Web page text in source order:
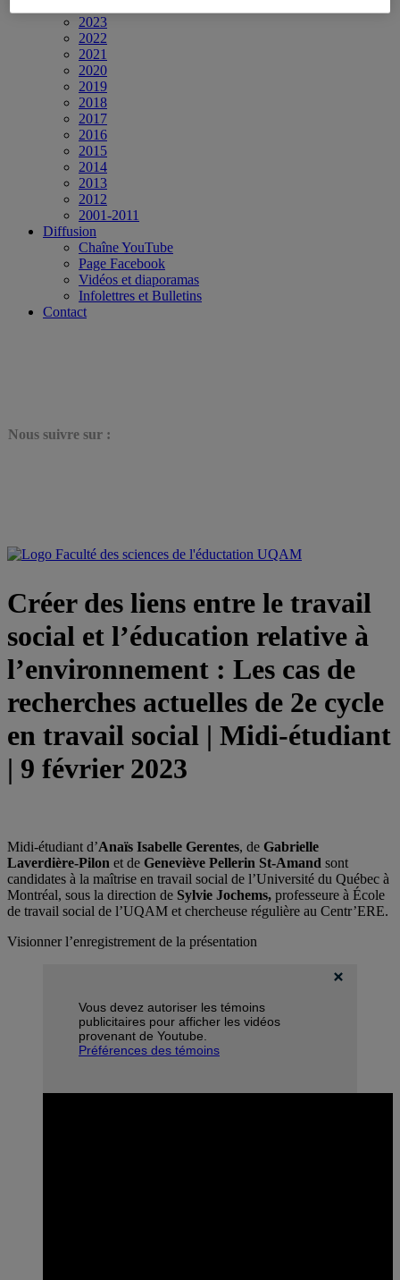
2023
2022
2021
2020
2019
2018
2017
2016
2015
2014
2013
2012
2001-2011
Diffusion
Chaîne YouTube
Page Facebook
Vidéos et diaporamas
Infolettres et Bulletins
Contact
Nous suivre sur :
Créer des liens entre le travail
social et l’éducation relative à
l’environnement : Les cas de
recherches actuelles de 2e cycle
en travail social | Midi-étudiant
| 9 février 2023
Midi-étudiant d’Anaïs Isabelle Gerentes, de Gabrielle
Laverdière-Pilon et de Geneviève Pellerin St-Amand sont
candidates à la maîtrise en travail social de l’Université du Québec à
Montréal, sous la direction de Sylvie Jochems, professeure à École
de travail social de l’UQAM et chercheuse régulière au Centr’ERE.
Visionner l’enregistrement de la présentation
Vous devez autoriser les témoins
publicitaires pour afficher les vidéos
provenant de Youtube.
Préférences des témoins